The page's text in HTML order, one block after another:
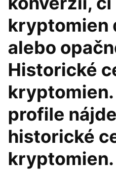
kryptomien
alebo
Historické
profile
historické
kryptomien.